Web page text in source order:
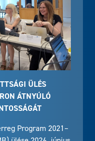
ÜLÉS
ÁTNYÚLÓ
Program 2021–
ülése 2026. június